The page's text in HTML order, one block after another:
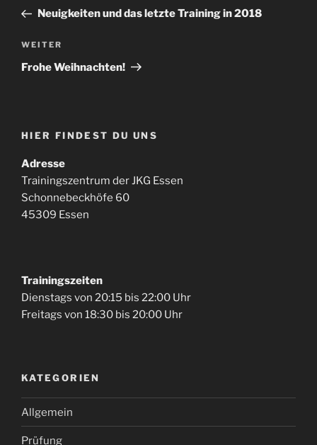
Beitrag
Neuigkeiten und das letzte Training in 2018
Nächster
Beitrag
WEITER
Frohe Weihnachten!
HIER FINDEST DU UNS
Adresse
Trainingszentrum der JKG Essen
Schonnebeckhöfe 60
45309 Essen
Trainingszeiten
Dienstags von 20:15 bis 22:00 Uhr
Freitags von 18:30 bis 20:00 Uhr
KATEGORIEN
Allgemein
Prüfung